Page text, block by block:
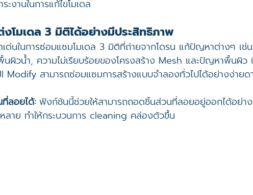
งานในการแก้ไขโมเดล
งโมเดล 3 มิติได้อย่างมีประสิทธิภาพ
ด่นในการซ่อมแซมโมเดล 3 มิติที่ถ่ายจากโดรน แก้ปัญหาต่างๆ เ
ผิวน้ำ, ความไม่เรียบร้อยของโครงสร้าง Mesh และปัญหาพื้นผิว
Modify สามารถซ่อมแซมการสร้างแบบจำลองทั่วไปได้อย่างง่ายด
ลอยได้: ฟังก์ชันนี้ช่วยให้สามารถถอดชิ้นส่วนที่ลอยอยู่ออกได้อย่า
ลาย ทำให้กระบวนการ cleaning คล่องตัวขึ้น